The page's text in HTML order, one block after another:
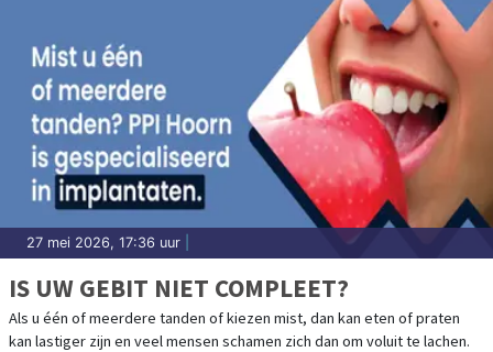
27 mei 2026, 17:36 uur
IS UW GEBIT NIET COMPLEET?
Als u één of meerdere tanden of kiezen mist, dan kan eten of praten
kan lastiger zijn en veel mensen schamen zich dan om voluit te lachen.